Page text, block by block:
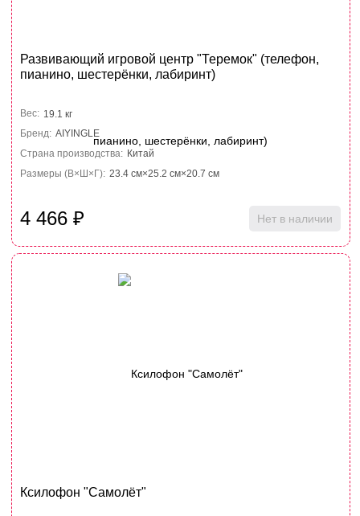
Развивающий игровой центр "Теремок" (телефон,
пианино, шестерёнки, лабиринт)
Вес: 19.1 кг
Бренд: AIYINGLE
Страна производства: Китай
Размеры (В×Ш×Г): 23.4 см×25.2 см×20.7 см
4 466₽ Нет в наличии
Ксилофон "Самолёт"